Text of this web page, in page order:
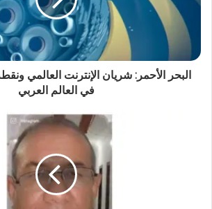
البحر الأحمر: شريان الإنترنت العالمي
في العالم العربي